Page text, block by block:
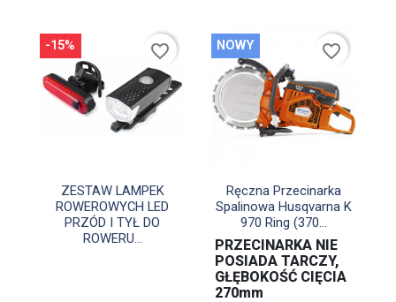
Szybki podgląd
ZESTAW LAMPEK
ROWEROWYCH LED
PRZÓD I TYŁ DO
ROWERU...
-15% favorite_border
Szybki podgląd
Ręczna Przecinarka
Spalinowa Husqvarna K
970 Ring (370...
PRZECINARKA NIE
POSIADA TARCZY,
GŁĘBOKOŚĆ CIĘCIA
270mm
NOWY favorite_border